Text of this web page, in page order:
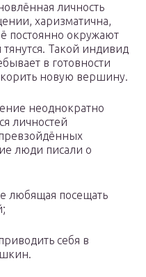
личность
харизматична,
постоянно окружают
Такой индивид
в готовности
новую вершину.
неоднократно
личностей
люди писали о
любящая посещать
себя в